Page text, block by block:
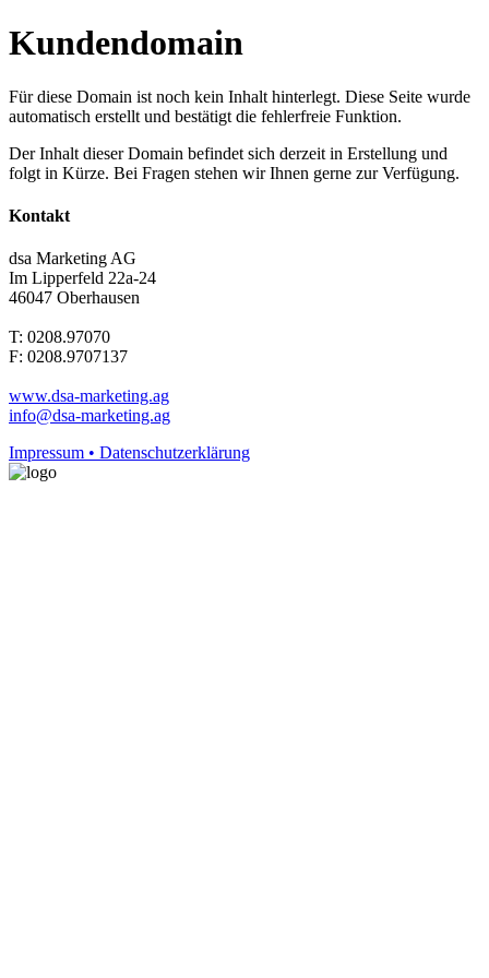
Kundendomain
Für diese Domain ist noch kein Inhalt hinterlegt. Diese Seite wurde
automatisch erstellt und bestätigt die fehlerfreie Funktion.
Der Inhalt dieser Domain befindet sich derzeit in Erstellung und
folgt in Kürze. Bei Fragen stehen wir Ihnen gerne zur Verfügung.
Kontakt
dsa Marketing AG
Im Lipperfeld 22a-24
46047 Oberhausen
T: 0208.97070
F: 0208.9707137
www.dsa-marketing.ag
info@dsa-marketing.ag
Impressum • Datenschutzerklärung